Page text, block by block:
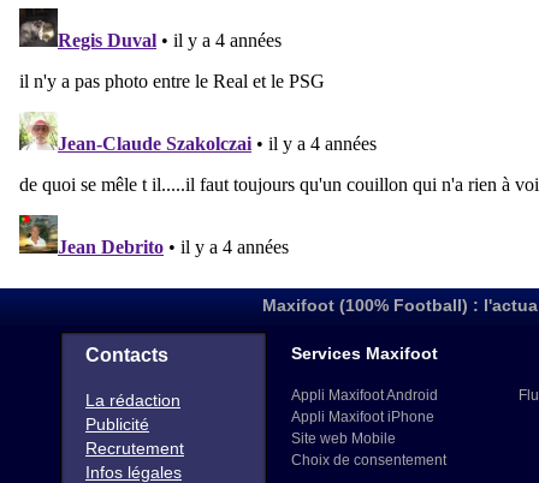
Maxifoot (100% Football) :
Contacts
La rédaction
Publicité
Recrutement
Infos légales
Services Maxifoot
Appli Maxifoot Android
Appli Maxifoot iPhone
Site web Mobile
Choix de consentement